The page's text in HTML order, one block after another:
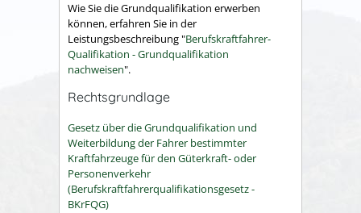
Wie Sie die Grundqualifikation erwerben
können, erfahren Sie in der
Leistungsbeschreibung "Berufskraftfahrer-
Qualifikation - Grundqualifikation
nachweisen".
Rechtsgrundlage
Gesetz über die Grundqualifikation und
Weiterbildung der Fahrer bestimmter
Kraftfahrzeuge für den Güterkraft- oder
Personenverkehr
(Berufskraftfahrerqualifikationsgesetz -
BKrFQG)